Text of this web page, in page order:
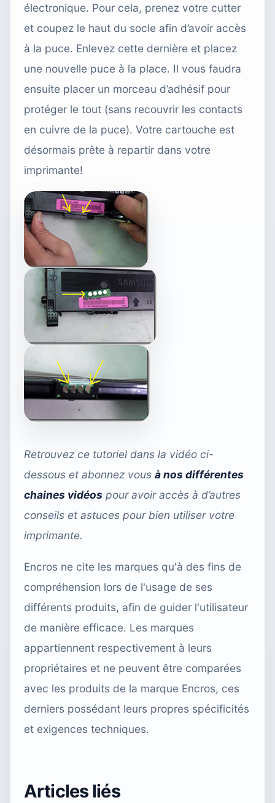
électronique. Pour cela, prenez votre cutter
et coupez le haut du socle afin d’avoir accès
à la puce. Enlevez cette dernière et placez
une nouvelle puce à la place. Il vous faudra
ensuite placer un morceau d’adhésif pour
protéger le tout (sans recouvrir les contacts
en cuivre de la puce). Votre cartouche est
désormais prête à repartir dans votre
imprimante!
Retrouvez ce tutoriel dans la vidéo ci-
dessous et abonnez vous à nos différentes
chaines vidéos pour avoir accès à d’autres
conseils et astuces pour bien utiliser votre
imprimante.
Encros ne cite les marques qu'à des fins de
compréhension lors de l'usage de ses
différents produits, afin de guider l'utilisateur
de manière efficace. Les marques
appartiennent respectivement à leurs
propriétaires et ne peuvent être comparées
avec les produits de la marque Encros, ces
derniers possédant leurs propres spécificités
et exigences techniques.
Articles liés